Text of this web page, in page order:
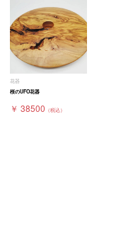
花器
桜のUFO花器
￥ 38500 （税込）